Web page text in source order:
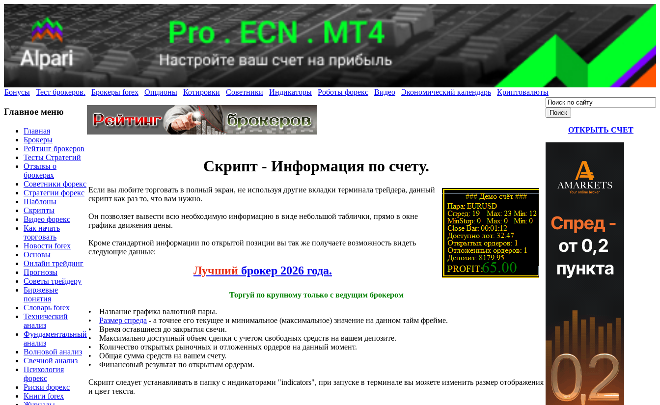
Бонусы Тест брокеров. Брокеры forex Опционы Котировки Советники Индикаторы Роботы форекс Видео Экономический календарь Криптовалюты
Главное меню
Главная
Брокеры
Рейтинг брокеров
Тесты Стратегий
Отзывы о
брокерах
Советники форекс
Стратегии форекс
Шаблоны
Скрипты
Видео форекс
Как начать
торговать
Новости forex
Основы
Онлайн трейдинг
Прогнозы
Советы трейдеру
Биржевые
понятия
Словарь forex
Технический
анализ
Фундаментальный
анализ
Волновой анализ
Свечной анализ
Психология
форекс
Риски форекс
Книги forex
Скрипт - Информация по счету.
Если вы любите торговать в полный экран, не используя другие вкладки терминала трейдера, данный
скрипт как раз то, что вам нужно.
Он позволяет вывести всю необходимую информацию в виде небольшой таблички, прямо в окне
графика движения цены.
Кроме стандартной информации по открытой позиции вы так же получаете возможность видеть
следующие данные:
Лучший брокер 2026 года.
Торгуй по крупному только с ведущим брокером
• Название графика валютной пары.
• Размер спреда - а точнее его текущее и минимальное (максимальное) значение на данном тайм фрейме.
• Время оставшиеся до закрытия свечи.
• Максимально доступный объем сделки с учетом свободных средств на вашем депозите.
• Количество открытых рыночных и отложенных ордеров на данный момент.
• Общая сумма средств на вашем счету.
• Финансовый результат по открытым ордерам.
Скрипт следует устанавливать в папку с индикаторами "indicators", при запуске в терминале вы можете изменить размер отображения
и цвет текста.
ОТКРЫТЬ СЧЕТ